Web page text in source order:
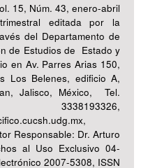
15, Núm. 43, enero-abril
editada por la
del Departamento de
de Estudios de Estado y
en Av. Parres Arias 150,
Los Belenes, edificio A,
Jalisco, México, Tel.
Responsable: Dr. Arturo
al Uso Exclusivo 04-
2007-5308, ISSN